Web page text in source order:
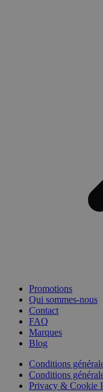
Promotions
Qui sommes-nous
Contact
FAQ
Marques
Blog
Conditions
Conditions
Privacy & Cookie